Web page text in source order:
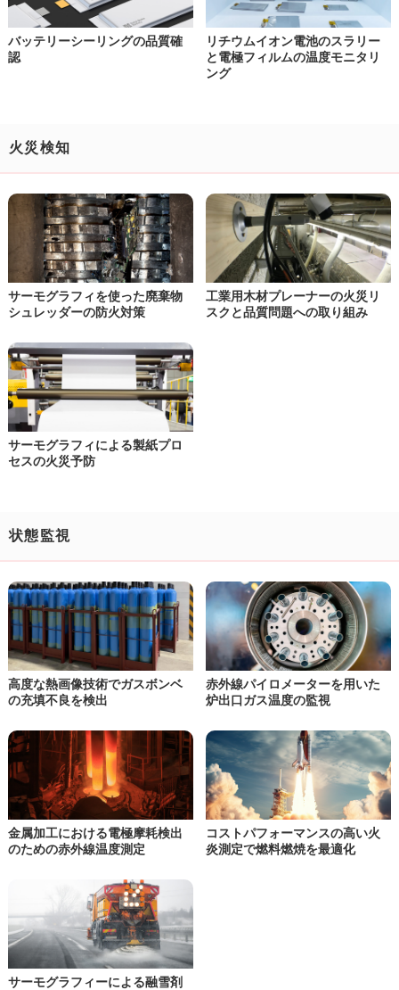
バッテリーシーリングの品質確
認
リチウムイオン電池のスラリー
と 電極フィルムの温度モニタリ
ング
火災検知
サーモグラフィを使った廃棄物
シュレッダーの防火対策
工業用木材プレーナーの火災リ
スクと品質問題への取り組み
サーモグラフィによる製紙プロ
セスの火災予防
状態監視
高度な熱画像技術でガスボンベ
の充填不良を検出
赤外線パイロメーターを用いた
炉出口ガス温度の監視
金属加工における電極摩耗検出
のための赤外線温度測定
コストパフォーマンスの高い火
炎測定で燃料燃焼を最適化
サーモグラフィーによる融雪剤